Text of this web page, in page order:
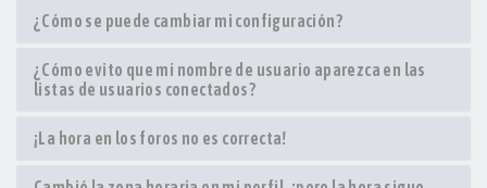
¿Cómo se puede cambiar mi configuración?
¿Cómo evito que mi nombre de usuario aparezca en las
listas de usuarios conectados?
¡La hora en los foros no es correcta!